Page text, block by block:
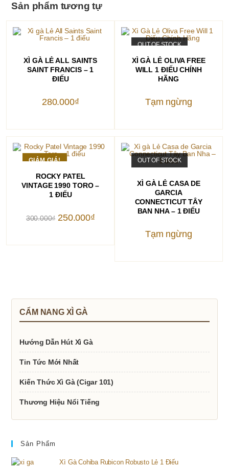
Sản phẩm tương tự
THÊM VÀO GIỎ HÀNG
XÌ GÀ LẺ ALL SAINTS
SAINT FRANCIS – 1
ĐIẾU
280.000₫
OUT OF STOCK
ĐỌC TIẾP
XÌ GÀ LẺ OLIVA FREE
WILL 1 ĐIẾU CHÍNH
HÃNG
Tạm ngừng
GIẢM GIÁ!
ROCKY PATEL
VINTAGE 1990 TORO –
1 ĐIẾU
300.000₫ Giá
gốc
250.000₫Giá
250.000₫.
OUT OF STOCK
ĐỌC TIẾP
XÌ GÀ LẺ CASA DE
GARCIA
CONNECTICUT TÂY
BAN NHA – 1 ĐIẾU
Tạm ngừng
CẨM NANG XÌ GÀ
Hướng Dẫn Hút Xì Gà
Tin Tức Mới Nhất
Kiến Thức Xì Gà (Cigar 101)
Thương Hiệu Nổi Tiếng
Sản Phẩm
Xì Gà Cohiba Rubicon Robusto Lẻ 1 Điếu